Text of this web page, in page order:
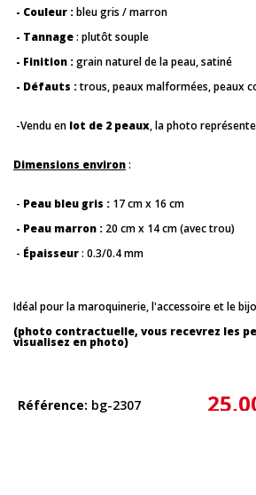
- Couleur :bleu gris / marron
- Tannage: plutôt souple
- Finition :grain naturel de la peau, satiné
- Défauts :trous, peaux malformées, peaux
-Vendu en lot de 2 peaux, la photo
Dimensions environ:
- Peau bleu gris : 17 cm x 16 cm
- Peau marron : 20 cm x 14 cm (avec trou)
- Épaisseur: 0.3/0.4 mm
Idéal pour la maroquinerie, l'accessoire et le
(photo contractuelle, vous recevrez les
visualisez en photo)
Référence bg-2307